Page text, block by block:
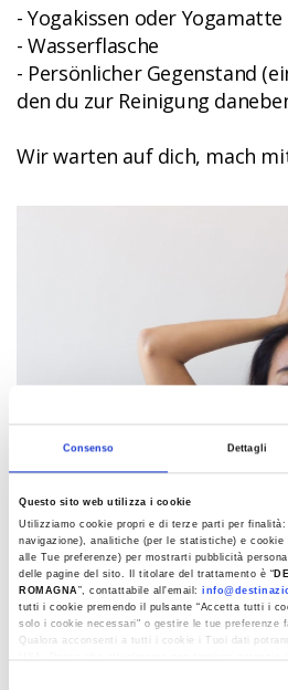
Consenso Dettagli
Questo sito web utilizza i cookie
Utilizziamo cookie propri e di terze parti per
navigazione), analitiche (per le statistiche) e
alle Tue preferenze) per mostrarti pubblicità
delle pagine del sito. Il titolare del trattamento è “
ROMAGNA”, contattabile all'email:
tutti i cookie premendo il pulsante “Accetta tutti i
solo i cookie necessari" o gestire le tue preferenze
Qualora acconsenti a tutti i cookie i Tuoi dati
- Yogakissen oder Yogamatte
- Wasserflasche
- Persönlicher Gegenstand
den du zur Reinigung
Wir warten auf dich, mach